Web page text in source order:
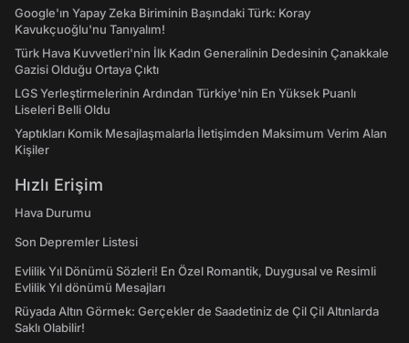
Google'ın Yapay Zeka Biriminin Başındaki Türk: Koray
Kavukçuoğlu'nu Tanıyalım!
Türk Hava Kuvvetleri'nin İlk Kadın Generalinin Dedesinin Çanakkale
Gazisi Olduğu Ortaya Çıktı
LGS Yerleştirmelerinin Ardından Türkiye'nin En Yüksek Puanlı
Liseleri Belli Oldu
Yaptıkları Komik Mesajlaşmalarla İletişimden Maksimum Verim Alan
Kişiler
Hızlı Erişim
Hava Durumu
Son Depremler Listesi
Evlilik Yıl Dönümü Sözleri! En Özel Romantik, Duygusal ve Resimli
Evlilik Yıl dönümü Mesajları
Rüyada Altın Görmek: Gerçekler de Saadetiniz de Çil Çil Altınlarda
Saklı Olabilir!